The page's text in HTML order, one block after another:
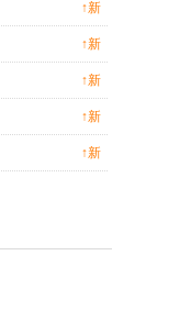
↑新
↑新
↑新
↑新
↑新